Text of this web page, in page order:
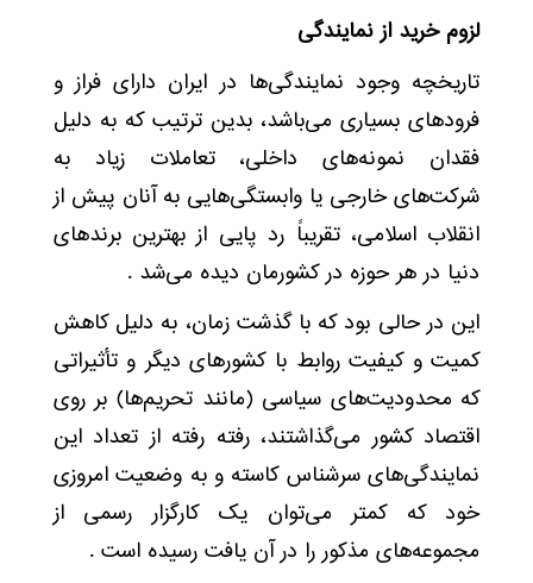
لزوم خرید از نمایندگی
تاریخچه وجود نمایندگی‌ها در ایران دارای فراز و
فرودهای بسیاری می‌باشد، بدین ترتیب که به دلیل
فقدان نمونه‌های داخلی، تعاملات زیاد به
شرکت‌های خارجی یا وابستگی‌هایی به آنان پیش از
انقلاب اسلامی، تقریباً رد پایی از بهترین برندهای
دنیا در هر حوزه در کشورمان دیده می‌شد .
این در حالی بود که با گذشت زمان، به دلیل کاهش
کمیت و کیفیت روابط با کشورهای دیگر و تأثیراتی
که محدودیت‌های سیاسی (مانند تحریم‌ها) بر روی
اقتصاد کشور می‌گذاشتند، رفته رفته از تعداد این
نمایندگی‌های سرشناس کاسته و به وضعیت امروزی
خود که کمتر می‌توان یک کارگزار رسمی از
مجموعه‌های مذکور را در آن یافت رسیده است .